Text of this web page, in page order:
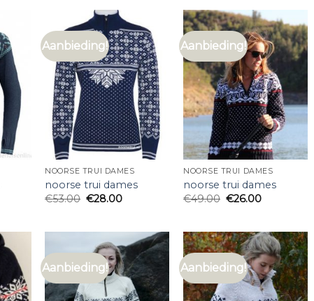
Aanbieding!
NOORSE TRUI DAMES
noorse trui dames
€53.00 €28.00
Aanbieding!
NOORSE TRUI DAMES
noorse trui dames
€49.00 €26.00
Aanbieding! Aanbieding!